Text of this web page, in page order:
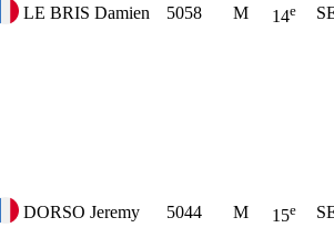
LE BRIS Damien 5058 M 14e
DORSO Jeremy 5044 M 15e